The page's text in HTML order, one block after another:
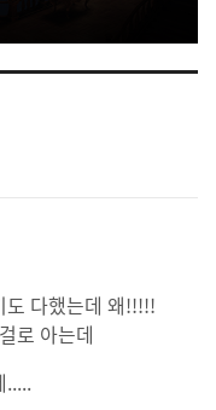
도 다했는데 왜!!!!!
로 아는데
.....